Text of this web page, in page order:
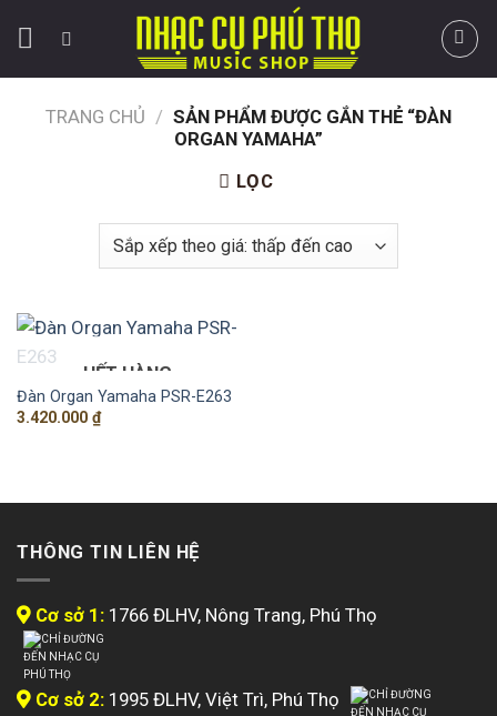
TRANG CHỦ / SẢN PHẨM ĐƯỢC GẮN THẺ “ĐÀN
ORGAN YAMAHA”
LỌC
HẾT HÀNG
Đàn Organ Yamaha PSR-E263
3.420.000 ₫
THÔNG TIN LIÊN HỆ
Cơ sở 1: 1766 ĐLHV, Nông Trang, Phú Thọ
Cơ sở 2: 1995 ĐLHV, Việt Trì, Phú Thọ